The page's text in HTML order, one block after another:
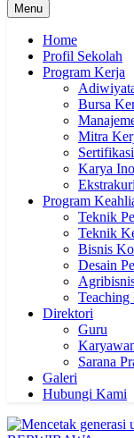
Menu
Home
Profil Sekolah
Program Kerja
Bursa
Mitra
Sertifikasi
Karya
Program
Teknik
Teknik
Bisnis
Desain
Teaching
Direktori
Guru
Sarana
Galeri
Hubungi Kami